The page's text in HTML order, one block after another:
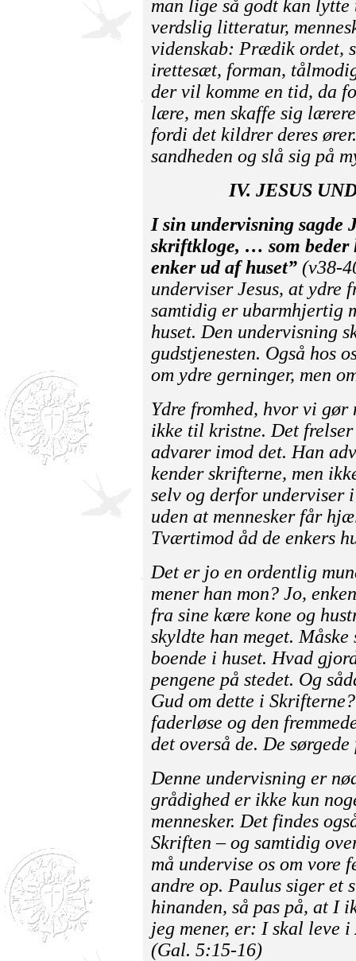
man lige så godt kan
verdslig litteratur,
videnskab: Prædik ordet,
irettesæt, forman,
der vil komme en tid, da
lære, men skaffe sig
fordi det kildrer deres
sandheden og slå sig på
IV. JESUS
I sin undervisning sagde
skriftkloge, … som
enker ud af huset” (v38-
underviser Jesus, at ydre
samtidig er ubarmhjertig
huset. Den undervisning
gudstjenesten. Også hos
om ydre gerninger, men
Ydre fromhed, hvor vi gør
ikke til kristne. Det frelser
advarer imod det. Han
kender skrifterne, men
selv og derfor underviser
uden at mennesker får
Tværtimod åd de enkers
Det er jo en ordentlig
mener han mon? Jo,
fra sine kære kone og
skyldte han meget.
boende i huset. Hvad
pengene på stedet. Og
Gud om dette i
faderløse og den
det overså de. De
Denne undervisning er
grådighed er ikke kun
mennesker. Det findes
Skriften – og samtidig
må under­vise os om vore
andre op. Paulus siger et
hinanden, så pas på, at I
jeg mener, er: I skal leve
(Gal. 5:15-16)